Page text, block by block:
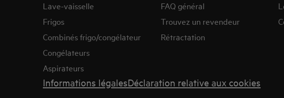
Lave-vaisselle
Frigos
Combinés frigo/congélateur
Congélateurs
Aspirateurs
FAQ général
Trouvez un revendeur
Rétractation
Informations légalesDéclaration relative aux cookies